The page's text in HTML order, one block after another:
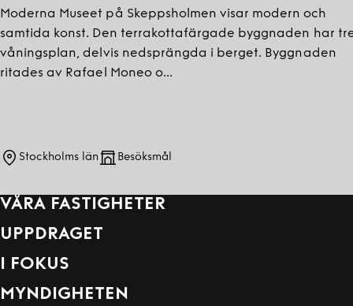
Moderna Museet på Skeppsholmen visar modern och
samtida konst. Den terrakottafärgade byggnaden har
våningsplan, delvis nedsprängda i berget. Byggnaden
ritades av Rafael Moneo o...
Stockholms län Besöksmål
VÅRA FASTIGHETER
UPPDRAGET
I FOKUS
MYNDIGHETEN